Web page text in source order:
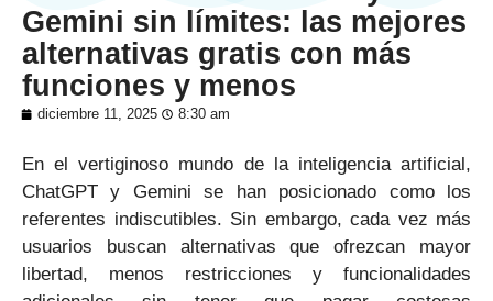
Gemini sin límites: las mejores
alternativas gratis con más
funciones y menos
diciembre 11, 2025 8:30 am
En el vertiginoso mundo de la inteligencia artificial,
ChatGPT y Gemini se han posicionado como los
referentes indiscutibles. Sin embargo, cada vez más
usuarios buscan alternativas que ofrezcan mayor
libertad, menos restricciones y funcionalidades